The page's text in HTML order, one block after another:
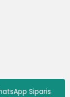
Siparis